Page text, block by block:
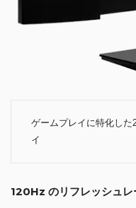
ゲームプレイに特化し
イ
120Hz のリフレッシュレ